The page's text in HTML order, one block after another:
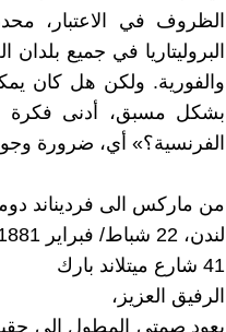
الظروف في الاعتبار،
البروليتاريا في جميع
والفورية. ولكن هل كان
بشكل مسبق، أدنى فكرة
الفرنسية؟» أي، ضرورة
من ماركس الى فرديناند
لندن، 22 شباط/ فبراير 1881
41 شارع ميتلاند بارك
الرفيق العزيز،
يعود صمتي المطول إلى